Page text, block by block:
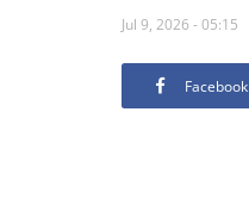
Jul 9, 2026 - 05:15
Facebook